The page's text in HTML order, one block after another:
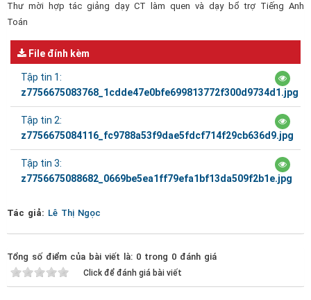
Thư mời hợp tác giảng dạy CT làm quen và dạy bổ trợ Tiếng Anh
Toán
File đính kèm
Tập tin 1:
z7756675083768_1cdde47e0bfe699813772f300d9734d1.jpg
Tập tin 2:
z7756675084116_fc9788a53f9dae5fdcf714f29cb636d9.jpg
Tập tin 3:
z7756675088682_0669be5ea1ff79efa1bf13da509f2b1e.jpg
Tác giả: Lê Thị Ngọc
Tổng số điểm của bài viết là: 0 trong 0 đánh giá
Click để đánh giá bài viết